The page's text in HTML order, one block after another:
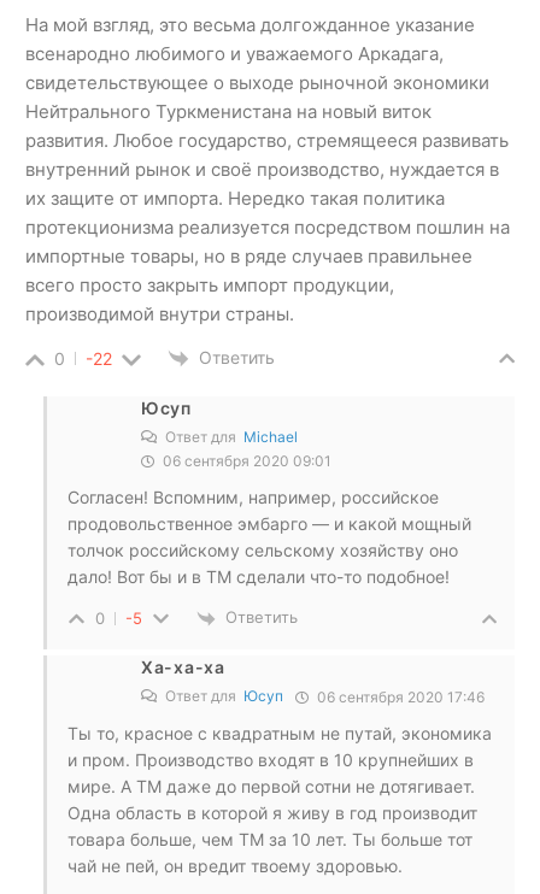
На мой взгляд, это весьма долгожданное указание
всенародно любимого и уважаемого Аркадага,
свидетельствующее о выходе рыночной экономики
Нейтрального Туркменистана на новый виток
развития. Любое государство, стремящееся развивать
внутренний рынок и своё производство, нуждается в
их защите от импорта. Нередко такая политика
протекционизма реализуется посредством пошлин на
импортные товары, но в ряде случаев правильнее
всего просто закрыть импорт продукции,
производимой внутри страны.
0 -22 Ответить
Юсуп
Ответ для Michael
06 сентября 2020 09:01
Согласен! Вспомним, например, российское
продовольственное эмбарго — и какой мощный
толчок российскому сельскому хозяйству оно
дало! Вот бы и в ТМ сделали что-то подобное!
0 -5 Ответить
Ха-ха-ха
Ответ для Юсуп 06 сентября 2020 17:46
Ты то, красное с квадратным не путай, экономика
и пром. Производство входят в 10 крупнейших в
мире. А ТМ даже до первой сотни не дотягивает.
Одна область в которой я живу в год производит
товара больше, чем ТМ за 10 лет. Ты больше тот
чай не пей, он вредит твоему здоровью.